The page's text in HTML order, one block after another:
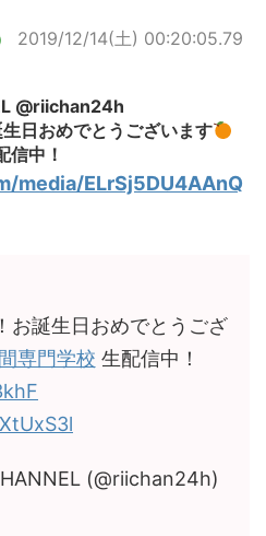
2019/12/14(土) 00:20:05.79
@riichan24h
日おめでとうございます
中！
media/ELrSj5DU4AAnQ
お誕生日おめでとうござ
専門学校 生配信中！
(@riichan24h)